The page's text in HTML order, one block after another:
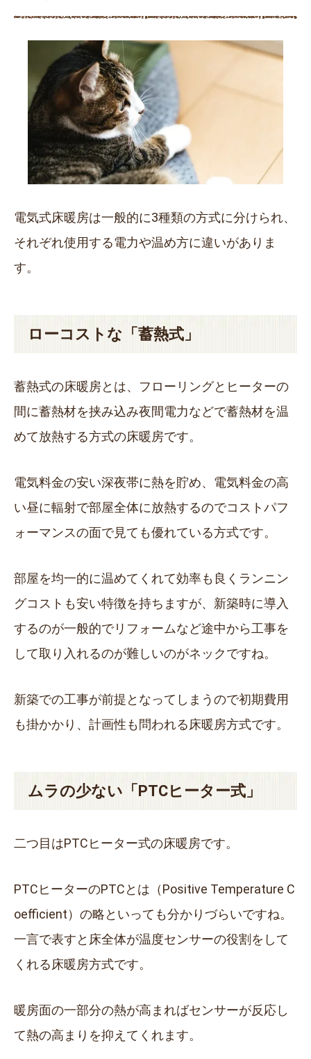
電気式床暖房は一般的に3種類の方式に分けられ、
それぞれ使用する電力や温め方に違いがありま
す。
ローコストな「蓄熱式」
蓄熱式の床暖房とは、フローリングとヒーターの
間に蓄熱材を挟み込み夜間電力などで蓄熱材を温
めて放熱する方式の床暖房です。
電気料金の安い深夜帯に熱を貯め、電気料金の高
い昼に輻射で部屋全体に放熱するのでコストパフ
ォーマンスの面で見ても優れている方式です。
部屋を均一的に温めてくれて効率も良くランニン
グコストも安い特徴を持ちますが、新築時に導入
するのが一般的でリフォームなど途中から工事を
して取り入れるのが難しいのがネックですね。
新築での工事が前提となってしまうので初期費用
も掛かかり、計画性も問われる床暖房方式です。
ムラの少ない「PTCヒーター式」
二つ目はPTCヒーター式の床暖房です。
PTCヒーターのPTCとは（Positive Temperature C
oefficient）の略といっても分かりづらいですね。
一言で表すと床全体が温度センサーの役割をして
くれる床暖房方式です。
暖房面の一部分の熱が高まればセンサーが反応し
て熱の高まりを抑えてくれます。